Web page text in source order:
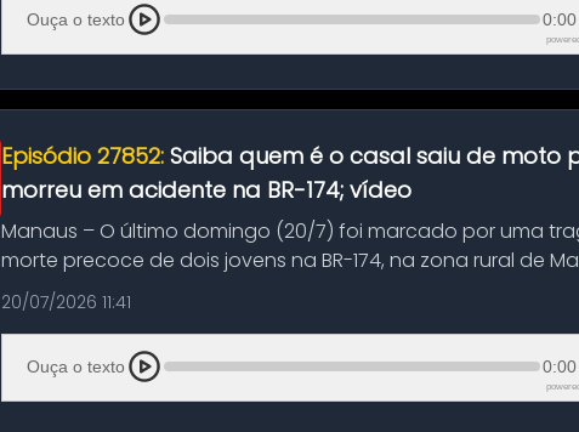
Ouça o texto 0:00
Episódio 27852: Saiba quem é o casal saiu de
morreu em acidente na BR-174; vídeo
Manaus – O último domingo (20/7) foi marcado por uma
morte precoce de dois jovens na BR-174, na zona rural de
típico café regio...
20/07/2026 11:41
Ouça o texto 0:00